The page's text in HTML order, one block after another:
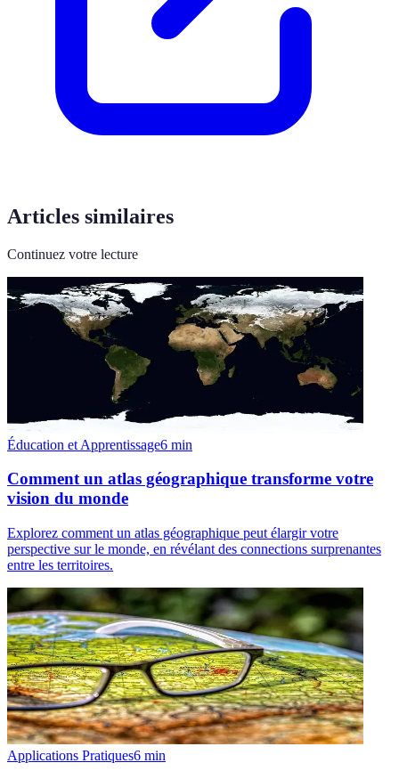
Articles similaires
Continuez votre lecture
Éducation et Apprentissage6 min
Comment un atlas géographique transforme votre
vision du monde
Explorez comment un atlas géographique peut élargir votre
perspective sur le monde, en révélant des connections surprenantes
entre les territoires.
Applications Pratiques6 min